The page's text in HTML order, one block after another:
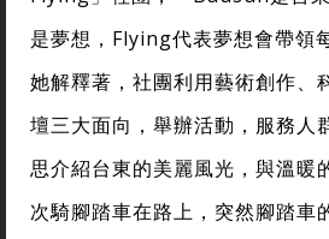
是夢想，Flying代表夢想會帶領
她解釋著，社團利用藝術創作、
壇三大面向，舉辦活動，服務人
思介紹台東的美麗風光，與溫暖
次騎腳踏車在路上，突然腳踏車